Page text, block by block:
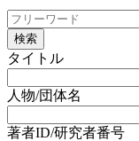
検索
タイトル
人物/団体名
著者ID/研究者番号